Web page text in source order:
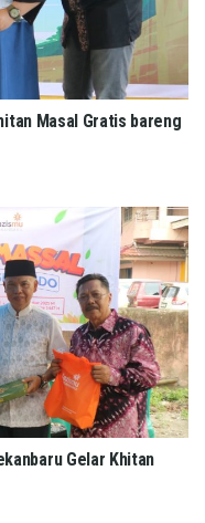
Masal Gratis bareng
Gelar Khitan